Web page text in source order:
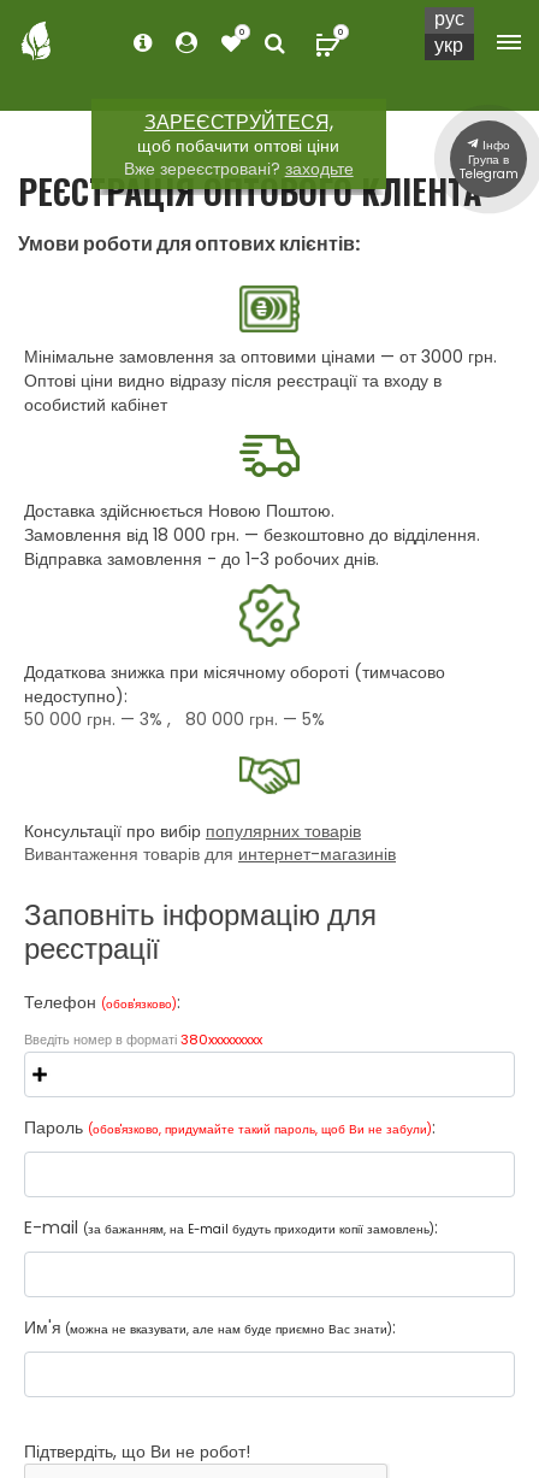
ЗАРЕЄСТРУЙТЕСЯ,
щоб побачити оптові ціни
Вже зереєстровані? заходьте
0 0
РЕЄСТРАЦІЯ ОПТОВОГО КЛІЕНТА
Умови роботи для оптових клієнтів:
Мінімальне замовлення за оптовими цінами — от 3000 грн.
Оптові ціни видно відразу після реєстрації та входу в
особистий кабінет
Доставка здійснюється Новою Поштою.
Замовлення від 18 000 грн. — безкоштовно до відділення.
Відправка замовлення - до 1-3 робочих днів.
Додаткова знижка при місячному обороті (тимчасово
недоступно):
50 000 грн. — 3% , 80 000 грн. — 5%
Консультації про вибір популярних товарів
Вивантаження товарів для интернет-магазинів
Заповніть інформацію для
реєстрації
Телефон (обов'язково):
Введіть номер в форматі380xxxxxxxxx
Пароль (обов'язково, придумайте такий пароль, щоб Ви не забули):
E-mail (за бажанням, на E-mail будуть приходити копії замовлень):
Им'я (можна не вказувати, але нам буде приємно Вас знати):
Підтвердіть, що Ви не робот!
рус
укр
Інфо
Група в
Telegram